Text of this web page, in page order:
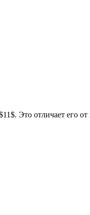
Это отличает его от